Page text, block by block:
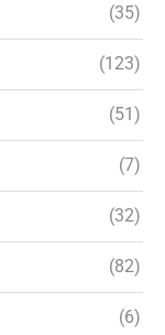
(35)
(123)
(51)
(7)
(32)
(82)
(6)